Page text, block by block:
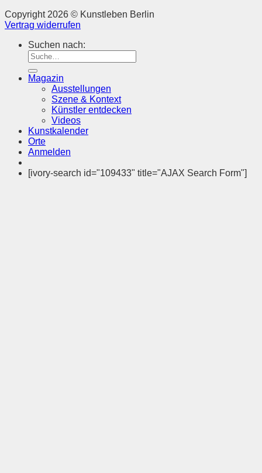
Copyright 2026 © Kunstleben Berlin
Vertrag widerrufen
Suchen nach:
Magazin
Ausstellungen
Szene & Kontext
Künstler entdecken
Videos
Kunstkalender
Orte
Anmelden
[ivory-search id="109433" title="AJAX Search Form"]